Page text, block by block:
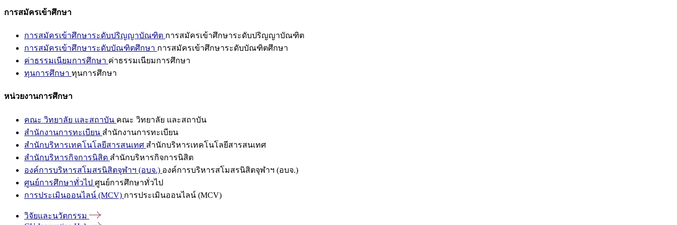
การสมัครเข้าศึกษา
การสมัครเข้าศึกษาระดับปริญญาบัณฑิต การสมัครเข้าศึกษาระดับปริญญาบัณฑิต
การสมัครเข้าศึกษาระดับบัณฑิตศึกษา การสมัครเข้าศึกษาระดับบัณฑิตศึกษา
ค่าธรรมเนียมการศึกษา ค่าธรรมเนียมการศึกษา
ทุนการศึกษา ทุนการศึกษา
หน่วยงานการศึกษา
คณะ วิทยาลัย และสถาบัน คณะ วิทยาลัย และสถาบัน
สำนักงานการทะเบียน สำนักงานการทะเบียน
สำนักบริหารเทคโนโลยีสารสนเทศ สำนักบริหารเทคโนโลยีสารสนเทศ
สำนักบริหารกิจการนิสิต สำนักบริหารกิจการนิสิต
องค์การบริหารสโมสรนิสิตจุฬาฯ (อบจ.) องค์การบริหารสโมสรนิสิตจุฬาฯ (อบจ.)
ศูนย์การศึกษาทั่วไป ศูนย์การศึกษาทั่วไป
การประเมินออนไลน์ (MCV) การประเมินออนไลน์ (MCV)
วิจัยและนวัตกรรม